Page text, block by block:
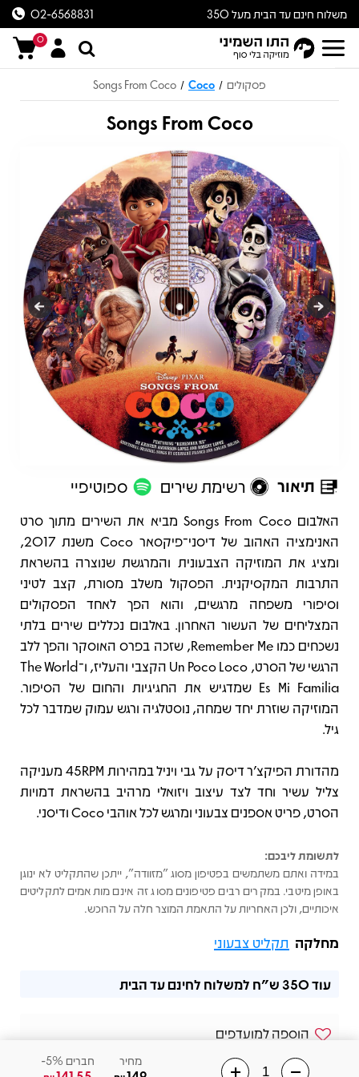
משלוח חינם עד הבית מעל 350
ש״ח
02-6568831
0
פסקולים /
Coco
/
Songs From Coco
Songs From Coco
תיאור רשימת שירים ספוטיפיי
תיאור
האלבום Songs From Coco מביא את השירים מתוך סרט
האנימציה האהוב של דיסני־פיקסאר Coco משנת 2017,
ומציג את המוזיקה הצבעונית והמרגשת שנוצרה בהשראת
התרבות המקסיקנית. הפסקול משלב מסורת, קצב לטיני
וסיפורי משפחה מרגשים, והוא הפך לאחד הפסקולים
המצליחים של העשור האחרון. באלבום נכללים שירים בלתי
נשכחים כמו Remember Me, שזכה בפרס האוסקר והפך ללב
הרגשי של הסרט, ‏Un Poco Loco הקצבי והעליז, ו־The World
Es Mi Familia שמדגיש את החגיגיות והחום של הסיפור.
המוזיקה שוזרת יחד שמחה, נוסטלגיה ורגש עמוק שמדבר לכל
גיל.
מהדורת הפיקצ’ר דיסק על גבי ויניל במהירות 45RPM מעניקה
צליל עשיר וחד לצד עיצוב ויזואלי מרהיב בהשראת דמויות
הסרט, פריט אספנים צבעוני ומרגש לכל אוהבי Coco ודיסני.
לתשומת ליבכם:
במידה ואתם משתמשים בפטיפון מסוג "מזוודה", ייתכן שהתקליט לא ינוגן
באופן מיטבי. במקרים רבים פטיפונים מסוג זה אינם מותאמים לתקליטים
איכותיים, ולכן האחריות על התאמת המוצר חלה על הרוכש.
מחלקה תקליט צבעוני
מחיר חברים 5%-
עוד350 ש"ח למשלוח לחינם עד הבית
הוספה למועדפים
שלחו הודעה בוואצאפ